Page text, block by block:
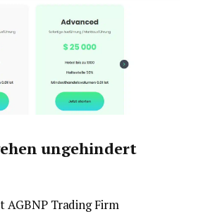
ungehindert
AGBNP Trading Firm